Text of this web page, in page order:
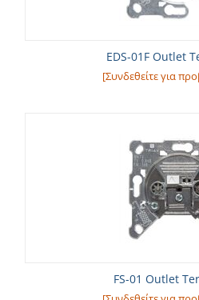
EDS-01F Outlet
[Συνδεθείτε για
FS-01 Outlet